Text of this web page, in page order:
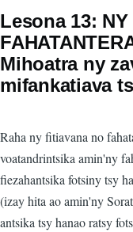
Lesona 13: NY
Mihoatra ny
mifankatiava
Raha ny fitiavana no
voatandrintsika amin'ny
fiezahantsika fotsiny tsy
(izay hita ao amin'ny
antsika tsy hanao ratsy